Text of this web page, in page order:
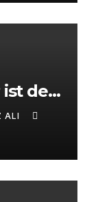
ist der
|
ALI